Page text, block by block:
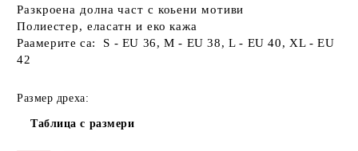
Разкроена долна част с коьени мотиви
Полиестер, еласатн и еко кажа
Раамерите са:
S - EU 36, M - EU 38, L - EU 40, XL - EU
42
Размер дреха:
Таблица с размери